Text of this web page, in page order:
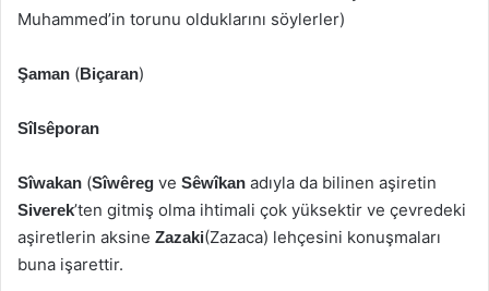
Muhammed’in torunu olduklarını söylerler)
Şaman (Biçaran)
Sîlsêporan
Sîwakan (Sîwêreg ve Sêwîkan adıyla da bilinen aşiretin
Siverek’ten gitmiş olma ihtimali çok yüksektir ve çevredeki
aşiretlerin aksine Zazaki(Zazaca) lehçesini konuşmaları
buna işarettir.